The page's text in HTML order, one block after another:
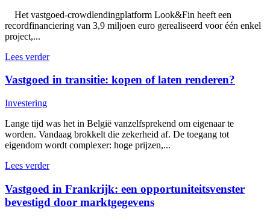
Het vastgoed-crowdlendingplatform Look&Fin heeft een
recordfinanciering van 3,9 miljoen euro gerealiseerd voor één enkel
project,...
Lees verder
Vastgoed in transitie: kopen of laten renderen?
Investering
Lange tijd was het in België vanzelfsprekend om eigenaar te
worden. Vandaag brokkelt die zekerheid af. De toegang tot
eigendom wordt complexer: hoge prijzen,...
Lees verder
Vastgoed in Frankrijk: een opportuniteitsvenster
bevestigd door marktgegevens